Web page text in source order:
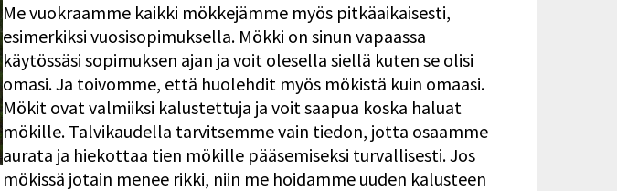
Me vuokraamme kaikki mökkejämme myös pitkäaikaisesti,
esimerkiksi vuosisopimuksella. Mökki on sinun vapaassa
käytössäsi sopimuksen ajan ja voit olesella siellä kuten se olisi
omasi. Ja toivomme, että huolehdit myös mökistä kuin omaasi.
Mökit ovat valmiiksi kalustettuja ja voit saapua koska haluat
mökille. Talvikaudella tarvitsemme vain tiedon, jotta osaamme
aurata ja hiekottaa tien mökille pääsemiseksi turvallisesti. Jos
mökissä jotain menee rikki, niin me hoidamme uuden kalusteen